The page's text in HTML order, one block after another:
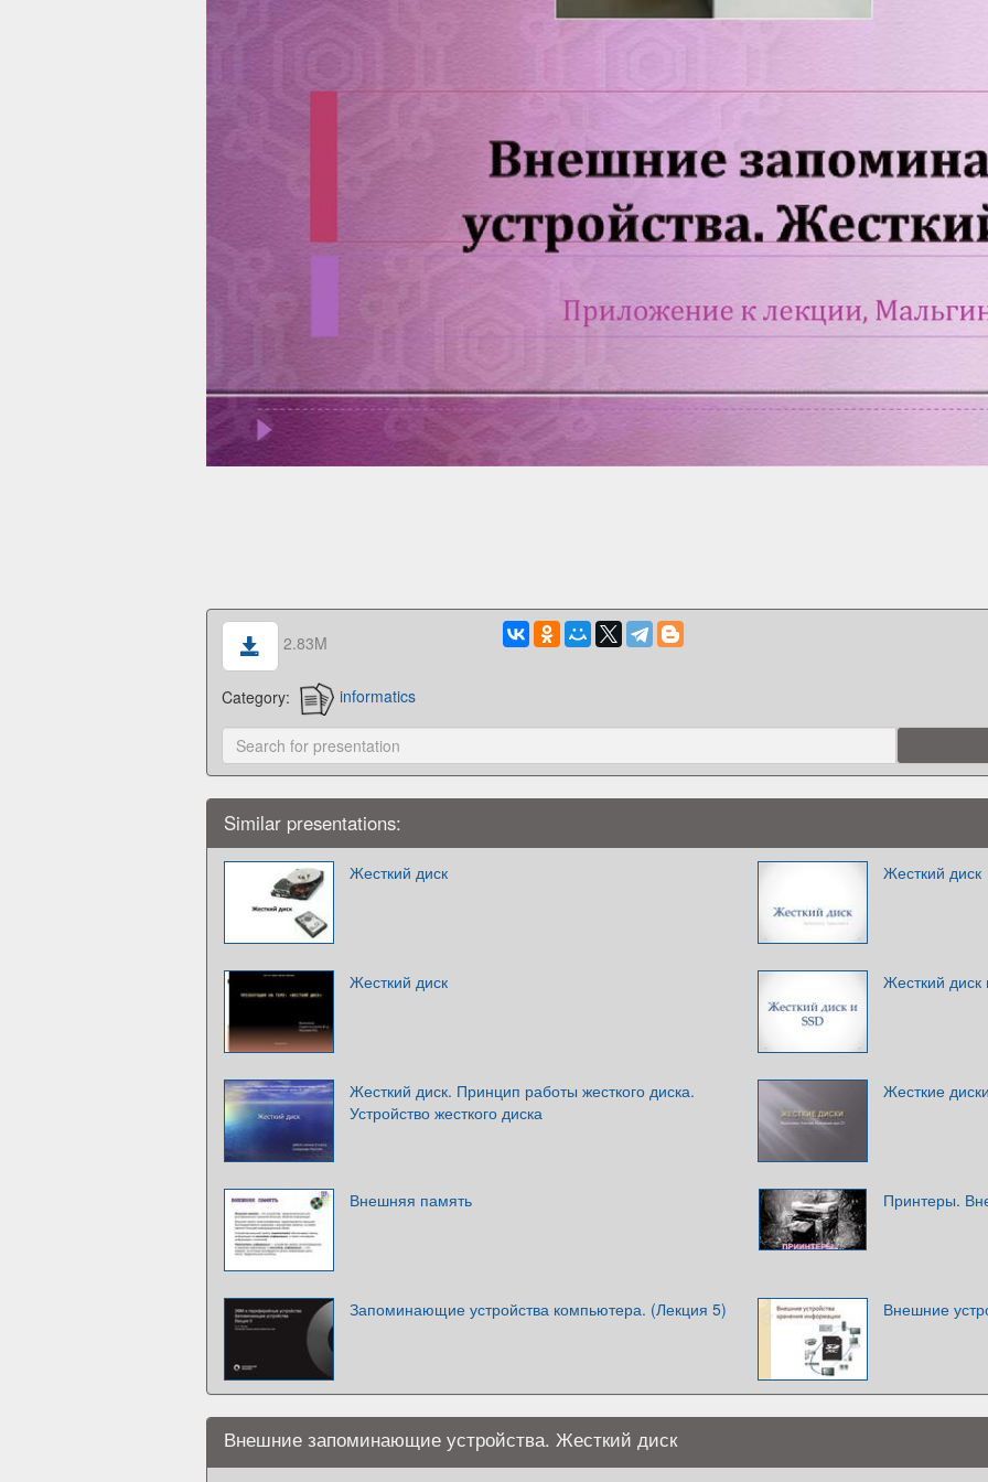
2.83M
Category: informatics
Similar presentations:
Жесткий диск Жесткий диск
Жесткий диск Жесткий диск
Жесткий диск. Принцип работы жесткого диска.
Устройство жесткого диска
Жесткие диски
Внешняя память Принтеры.
Запоминающие устройства компьютера. (Лекция 5) Внешние
Внешние запоминающие устройства. Жесткий диск